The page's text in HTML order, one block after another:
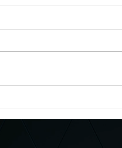
NOGADA DE LA